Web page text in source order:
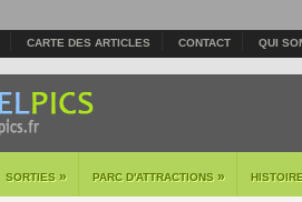
CARTE DES ARTICLES CONTACT QUI
SORTIES » PARC D'ATTRACTIONS »